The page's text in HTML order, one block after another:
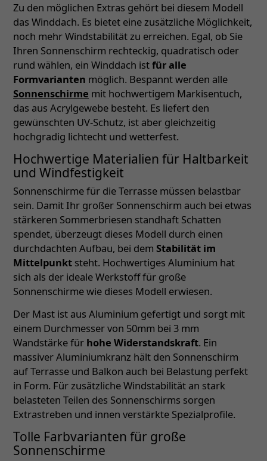
Zu den möglichen Extras gehört bei diesem Modell
das Winddach. Es bietet eine zusätzliche Möglichkeit,
noch mehr Windstabilität zu erreichen. Egal, ob Sie
Ihren Sonnenschirm rechteckig, quadratisch oder
rund wählen, ein Winddach istfür alle
Formvarianten möglich. Bespannt werden alle
Sonnenschirme mit hochwertigem Markisentuch,
das aus Acrylgewebe besteht. Es liefert den
gewünschten UV-Schutz, ist aber gleichzeitig
hochgradig lichtecht und wetterfest.
Hochwertige Materialien für Haltbarkeit
und Windfestigkeit
Sonnenschirme für die Terrasse müssen belastbar
sein. Damit Ihr großer Sonnenschirm auch bei etwas
stärkeren Sommerbriesen standhaft Schatten
spendet, überzeugt dieses Modell durch einen
durchdachten Aufbau, bei dem Stabilität im
Mittelpunkt steht. Hochwertiges Aluminium hat
sich als der ideale Werkstoff für große
Sonnenschirme wie dieses Modell erwiesen.
Der Mast ist aus Aluminium gefertigt und sorgt mit
einem Durchmesser von 50mm bei 3 mm
Wandstärke für hohe Widerstandskraft. Ein
massiver Aluminiumkranz hält den Sonnenschirm
auf Terrasse und Balkon auch bei Belastung perfekt
in Form. Für zusätzliche Windstabilität an stark
belasteten Teilen des Sonnenschirms sorgen
Extrastreben und innen verstärkte Spezialprofile.
Tolle Farbvarianten für große
Sonnenschirme